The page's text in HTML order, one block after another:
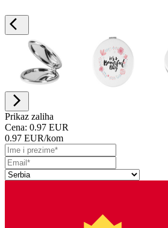
Prikaz zaliha
Cena: 0.97 EUR
0.97 EUR/kom